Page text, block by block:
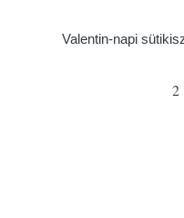
Valentin-napi
2